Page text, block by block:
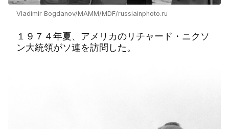
Vladimir Bogdanov/MAMM/MDF/russiainphoto.ru
１９７４年夏、アメリカのリチャード・ニクソ
ン大統領がソ連を訪問した。